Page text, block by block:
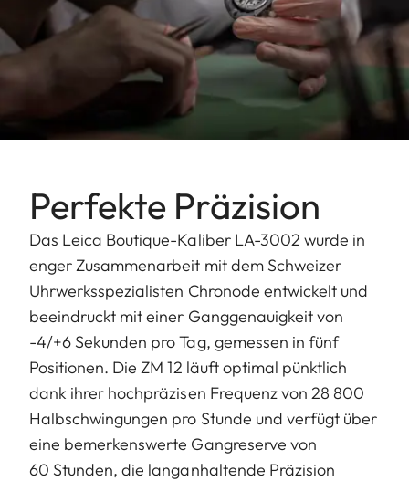
Perfekte Präzision
Das Leica Boutique-Kaliber LA-3002 wurde in
enger Zusammenarbeit mit dem Schweizer
Uhrwerksspezialisten Chronode entwickelt und
beeindruckt mit einer Ganggenauigkeit von
-4/+6 Sekunden pro Tag, gemessen in fünf
Positionen. Die ZM 12 läuft optimal pünktlich
dank ihrer hochpräzisen Frequenz von 28 800
Halbschwingungen pro Stunde und verfügt über
eine bemerkenswerte Gangreserve von
60 Stunden, die langanhaltende Präzision